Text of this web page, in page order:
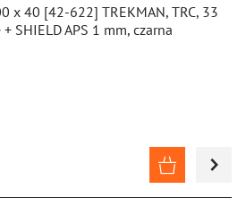
systemy bezdętkowe
x 40 [42-622] TREKMAN, TRC, 33
SHIELD APS 1 mm, czarna